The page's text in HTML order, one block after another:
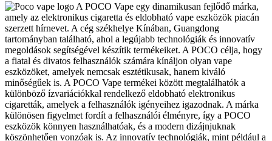
A POCO Vape egy dinamikusan fejlődő márka,
amely az elektronikus cigaretta és eldobható vape eszközök piacán
szerzett hírnevet. A cég székhelye Kínában, Guangdong
tartományban található, ahol a legújabb technológiák és innovatív
megoldások segítségével készítik termékeiket. A POCO célja, hogy
a fiatal és divatos felhasználók számára kínáljon olyan vape
eszközöket, amelyek nemcsak esztétikusak, hanem kiváló
minőségűek is. A POCO Vape termékei között megtalálhatók a
különböző ízvariációkkal rendelkező eldobható elektronikus
cigaretták, amelyek a felhasználók igényeihez igazodnak. A márka
különösen figyelmet fordít a felhasználói élményre, így a POCO
eszközök könnyen használhatóak, és a modern dizájnjuknak
köszönhetően vonzóak is. Az innovatív technológiák, mint például a